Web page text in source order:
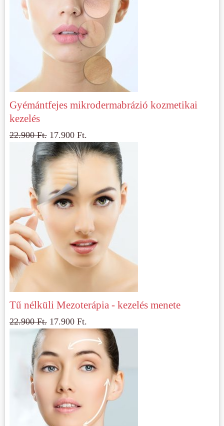
Gyémántfejes mikrodermabrázió kozmetikai
kezelés
22.900Ft. 17.900Ft.
Tű nélküli Mezoterápia - kezelés menete
22.900Ft. 17.900Ft.